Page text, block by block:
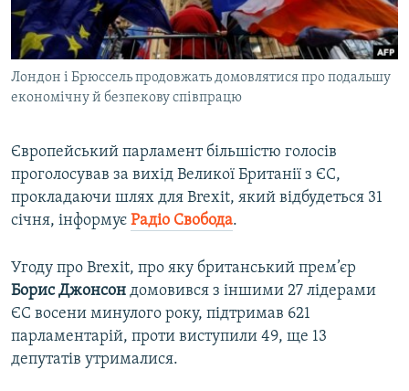
ВІДЕОУРОКИ «ELIFBE»
СВІДЧЕННЯ ОКУПАЦІЇ
УКРАЇНСЬКА ПРОБЛЕМА КРИМУ
Русский
Qırımtatar
Усі сайти RFE/RL
Лондон і Брюссель продовжать домовлятися про подальшу
економічну й безпекову співпрацю
Європейський парламент більшістю голосів
проголосував за вихід Великої Британії з ЄС,
прокладаючи шлях для Brexit, який відбудеться 31
січня, інформує Радіо Свобода.
Угоду про Brexit, про яку британський прем’єр
Борис Джонсон домовився з іншими 27 лідерами
ЄС восени минулого року, підтримав 621
парламентарій, проти виступили 49, ще 13
депутатів утрималися.